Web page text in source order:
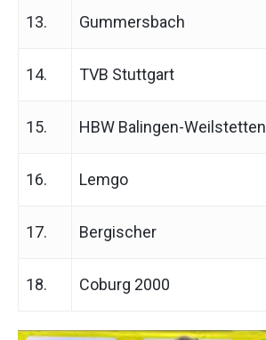
13. Gummersbach
14. TVB Stuttgart
15. HBW Balingen-Weilstetten
16. Lemgo
17. Bergischer
18. Coburg 2000